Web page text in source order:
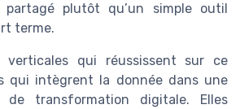
plutôt qu’un simple outil
terme.
verticales qui réussissent sur ce
qui intègrent la donnée dans une
de transformation digitale. Elles